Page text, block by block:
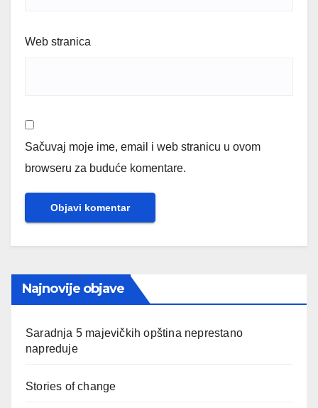
Web stranica
Sačuvaj moje ime, email i web stranicu u ovom
browseru za buduće komentare.
Najnovije objave
Saradnja 5 majevičkih opština neprestano
napreduje
Stories of change